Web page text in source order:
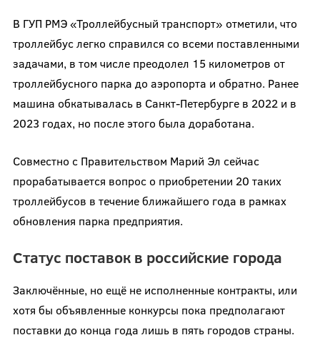
В ГУП РМЭ «Троллейбусный транспорт» отметили, что
троллейбус легко справился со всеми поставленными
задачами, в том числе преодолел 15 километров от
троллейбусного парка до аэропорта и обратно. Ранее
машина обкатывалась в Санкт-Петербурге в 2022 и в
2023 годах, но после этого была доработана.
Совместно с Правительством Марий Эл сейчас
прорабатывается вопрос о приобретении 20 таких
троллейбусов в течение ближайшего года в рамках
обновления парка предприятия.
Статус поставок в российские города
Заключённые, но ещё не исполненные контракты, или
хотя бы объявленные конкурсы пока предполагают
поставки до конца года лишь в пять городов страны.